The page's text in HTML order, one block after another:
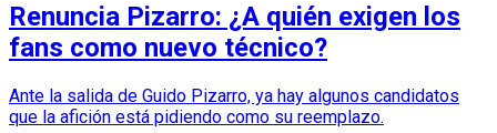
Renuncia Pizarro: ¿A quién exigen los
fans como nuevo técnico?
Ante la salida de Guido Pizarro, ya hay algunos candidatos
que la afición está pidiendo como su reemplazo.